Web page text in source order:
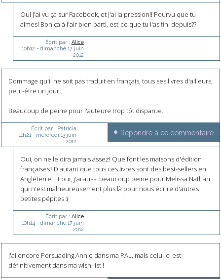
Oui j'ai vu ça sur Facebook, et j'ai la pression!! Pourvu que tu
aimes! Bon ça à l'air bien parti, est-ce que tu l'as fini depuis??
Écrit par : Alice
10h12 - dimanche 17 juin
2012
Dommage qu'il ne soit pas traduit en français, tous ses livres d'ailleurs,
peut-être un jour...
Beaucoup de peine pour l'auteure trop tôt disparue.
Écrit par : Patricia
11h21 - mercredi 13 juin
2012
Répondre à ce commentaire
Oui, on ne le dira jamais assez! Que font les maisons d'édition
françaises? D'autant que tous ces livres sont des best-sellers en
Angleterre! Et oui, j'ai aussi beaucoup peine pour Melissa Nathan
qui n'est malheureusement plus là pour nous écrire d'autres
petites pépites :(
Écrit par : Alice
10h14 - dimanche 17 juin
2012
J'ai encore Persuading Annie dans ma PAL, mais celui-ci est
définitivement dans ma wish-list !